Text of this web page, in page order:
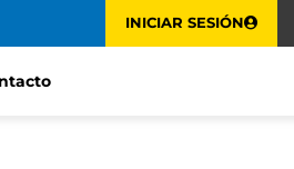
INICIAR SESIÓN